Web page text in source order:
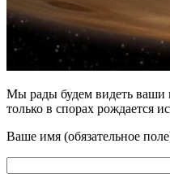
Мы рады будем видеть ваши
только в спорах рождается
Ваше имя (обязательное